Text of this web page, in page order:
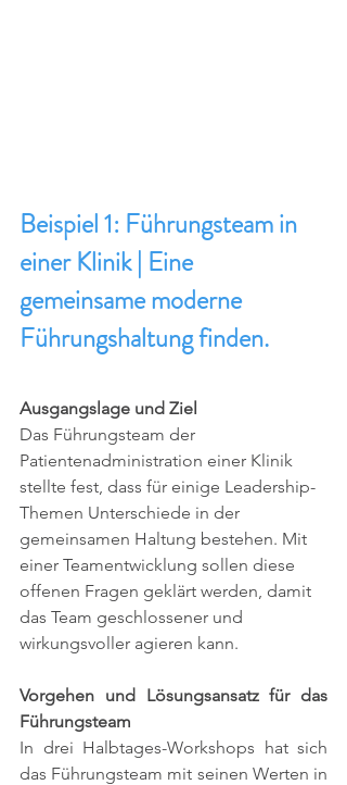
Beispiel 1: Führungsteam in
einer Klinik | Eine
gemeinsame moderne
Führungshaltung finden.
Ausgangslage und Ziel
Das Führungsteam der
Patientenadministration einer Klinik
stellte fest, dass für einige Leadership-
Themen Unterschiede in der
gemeinsamen Haltung bestehen. Mit
einer Teamentwicklung sollen diese
offenen Fragen geklärt werden, damit
das Team geschlossener und
wirkungsvoller agieren kann.
Vorgehen und Lösungsansatz für das
Führungsteam
In drei Halbtages-Workshops hat sich
das Führungsteam mit seinen Werten in